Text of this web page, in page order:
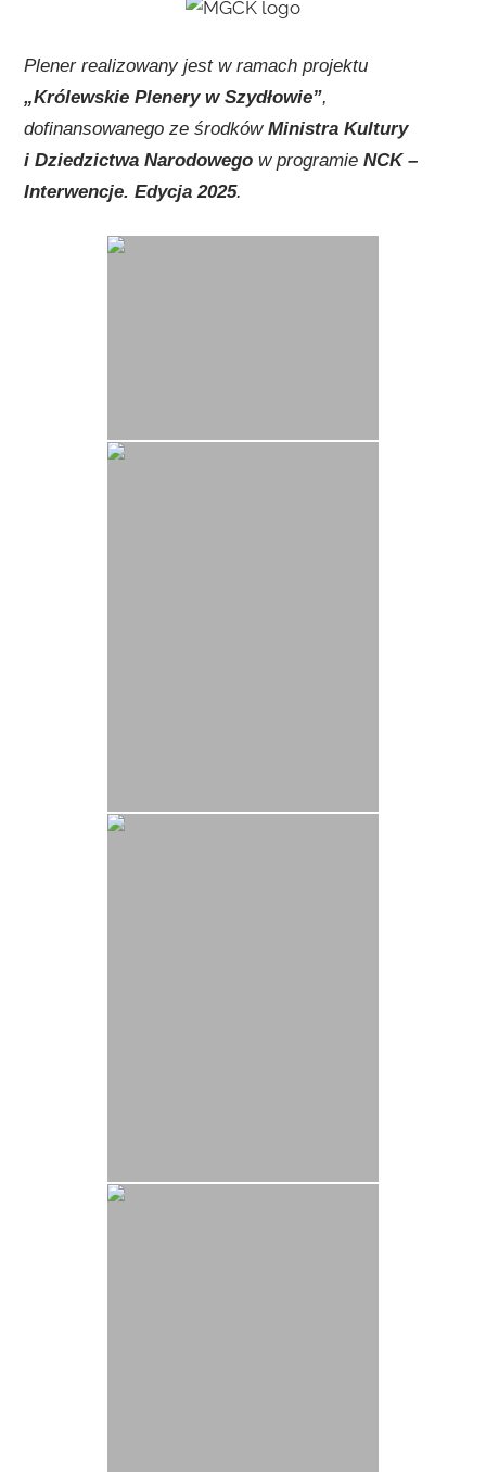
Plener realizowany jest w ramach projektu
„Królewskie Plenery w Szydłowie”,
dofinansowanego ze środków Ministra Kultury
i Dziedzictwa Narodowegow programie NCK –
Interwencje. Edycja 2025.